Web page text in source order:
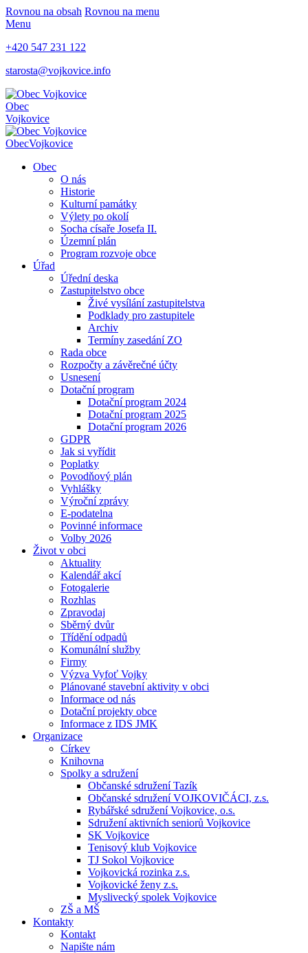
Rovnou na obsah Rovnou na menu
Menu
+420 547 231 122
starosta@vojkovice.info
Obec
Vojkovice
ObecVojkovice
Obec
O nás
Historie
Kulturní památky
Výlety po okolí
Socha císaře Josefa II.
Územní plán
Program rozvoje obce
Úřad
Úřední deska
Zastupitelstvo obce
Živé vysílání zastupitelstva
Podklady pro zastupitele
Archiv
Termíny zasedání ZO
Rada obce
Rozpočty a závěrečné účty
Usnesení
Dotační program
Dotační program 2024
Dotační program 2025
Dotační program 2026
GDPR
Jak si vyřídit
Poplatky
Povodňový plán
Vyhlášky
Výroční zprávy
E-podatelna
Povinné informace
Volby 2026
Život v obci
Aktuality
Kalendář akcí
Fotogalerie
Rozhlas
Zpravodaj
Sběrný dvůr
Třídění odpadů
Komunální služby
Firmy
Výzva Vyfoť Vojky
Plánované stavební aktivity v obci
Informace od nás
Dotační projekty obce
Informace z IDS JMK
Organizace
Církev
Knihovna
Spolky a sdružení
Občanské sdružení Tazík
Občanské sdružení VOJKOVIČÁCI, z.s.
Rybářské sdružení Vojkovice, o.s.
Sdružení aktivních seniorů Vojkovice
SK Vojkovice
Tenisový klub Vojkovice
TJ Sokol Vojkovice
Vojkovická rozinka z.s.
Vojkovické ženy z.s.
Myslivecký spolek Vojkovice
ZŠ a MŠ
Kontakty
Kontakt
Napište nám